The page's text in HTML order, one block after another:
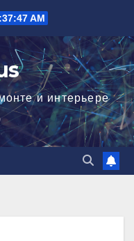
AM
и интерьере